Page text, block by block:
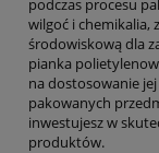
podczas procesu
wilgoć i chemikalia,
środowiskową dla
pianka
na dostosowanie
pakowanych
inwestujesz w
produktów.